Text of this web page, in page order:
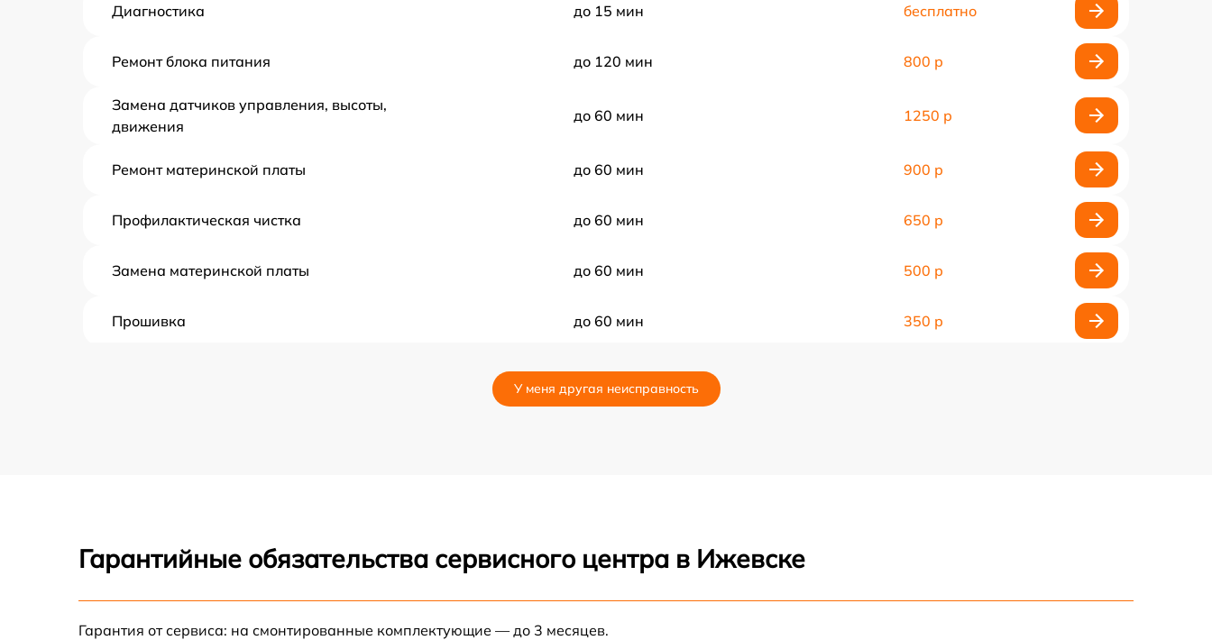
Диагностика до 15 мин бесплатно
Ремонт блока питания до 120 мин 800 р
Замена датчиков управления, высоты,
движения
до 60 мин 1250 р
Ремонт материнской платы до 60 мин 900 р
Профилактическая чистка до 60 мин 650 р
Замена материнской платы до 60 мин 500 р
Прошивка до 60 мин 350 р
до 180 мин
Калибровка до 30 мин
Ремонт гидросистемы до 60 мин
У меня другая неисправность
Гарантийные обязательства сервисного центра в Ижевске
Гарантия от сервиса: на смонтированные комплектующие — до 3 месяцев.